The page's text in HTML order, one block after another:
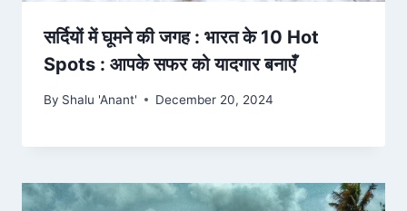
सर्दियों में घूमने की जगह : भारत के 10 Hot
Spots : आपके सफर को यादगार बनाएँ
By Shalu 'Anant' December 20, 2024